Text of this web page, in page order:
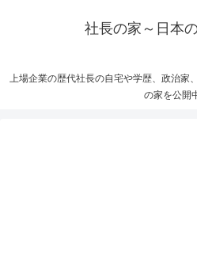
社長の家～日本
上場企業の歴代社長の自宅や学歴、政治家
の家を公開